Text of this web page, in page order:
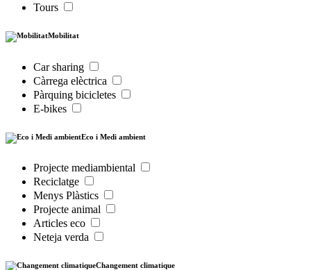
Tours
Mobilitat
Car sharing
Càrrega elèctrica
Pàrquing bicicletes
E-bikes
Eco i Medi ambient
Projecte mediambiental
Reciclatge
Menys Plàstics
Projecte animal
Articles eco
Neteja verda
Changement climatique